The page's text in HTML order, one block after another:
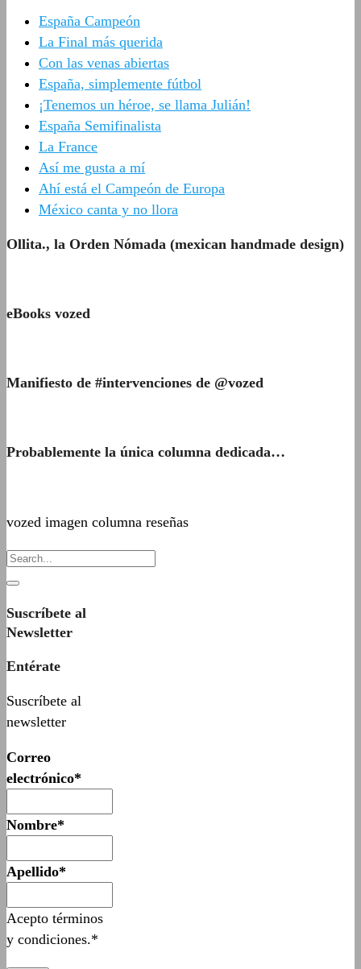
España Campeón
La Final más querida
Con las venas abiertas
España, simplemente fútbol
¡Tenemos un héroe, se llama Julián!
España Semifinalista
La France
Así me gusta a mí
Ahí está el Campeón de Europa
México canta y no llora
Ollita., la Orden Nómada (mexican handmade design)
eBooks vozed
Manifiesto de #intervenciones de @vozed
Probablemente la única columna dedicada…
vozed imagen columna reseñas
Suscríbete al
Newsletter
Entérate
Suscríbete al
newsletter
Correo
electrónico*
Nombre*
Apellido*
Acepto términos
y condiciones.*